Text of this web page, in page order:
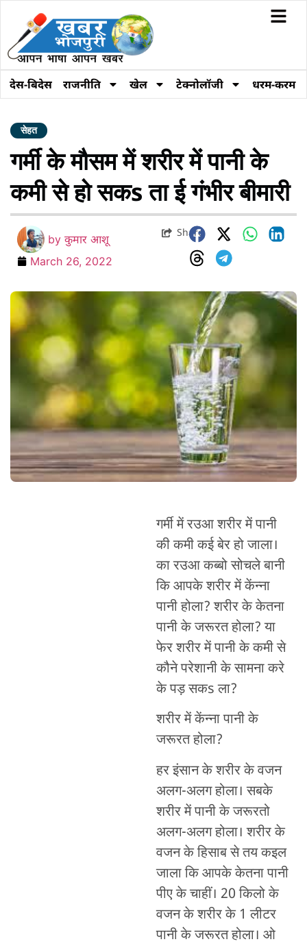
देस-बिदेस राजनीति खेल टेक्नोलॉजी धरम-करम
सेहत
गर्मी के मौसम में शरीर में पानी के
कमी से हो सकs ता ई गंभीर बीमारी
by कुमार आशू
March 26, 2022
Share
गर्मी में रउआ शरीर में पानी
की कमी कई बेर हो जाला।
का रउआ कब्बो सोचले बानी
कि आपके शरीर में केंन्ना
पानी होला? शरीर के केतना
पानी के जरूरत होला? या
फेर शरीर में पानी के कमी से
कौने परेशानी के सामना करे
के पड़ सकs ला?
शरीर में केंन्ना पानी के
जरूरत होला?
हर इंसान के शरीर के वजन
अलग-अलग होला। सबके
शरीर में पानी के जरूरतो
अलग-अलग होला। शरीर के
वजन के हिसाब से तय कइल
जाला कि आपके केतना पानी
पीए के चाहीं। 20 किलो के
वजन के शरीर के 1 लीटर
पानी के जरूरत होला। ओ